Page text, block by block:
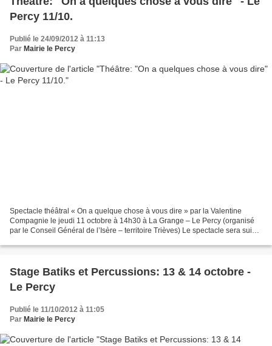
Percy 11/10.
Publié le 24/09/2012 à 11:13
Par Mairie le Percy
Spectacle théâtral « On a quelque chose à vous dire » par la Valentine
Compagnie le jeudi 11 octobre à 14h30 à La Grange – Le Percy (organisé
par le Conseil Général de l’Isère – territoire Trièves) Le spectacle sera suivi
Stage Batiks et Percussions: 13 & 14 octobre -
Le Percy
Publié le 11/10/2012 à 11:05
Par Mairie le Percy